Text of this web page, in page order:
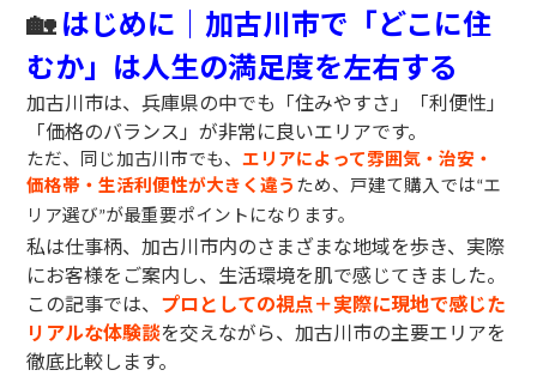
🏡はじめに｜加古川市で「どこに住
むか」は人生の満足度を左右する
加古川市は、兵庫県の中でも「住みやすさ」「利便性」
「価格のバランス」が非常に良いエリアです。
ただ、同じ加古川市でも、エリアによって雰囲気・治安・
価格帯・生活利便性が大きく違うため、戸建て購入では“エ
リア選び”が最重要ポイントになります。
私は仕事柄、加古川市内のさまざまな地域を歩き、実際
にお客様をご案内し、生活環境を肌で感じてきました。
この記事では、 プロとしての視点＋実際に現地で感じた
リアルな体験談を交えながら、加古川市の主要エリアを
徹底比較します。